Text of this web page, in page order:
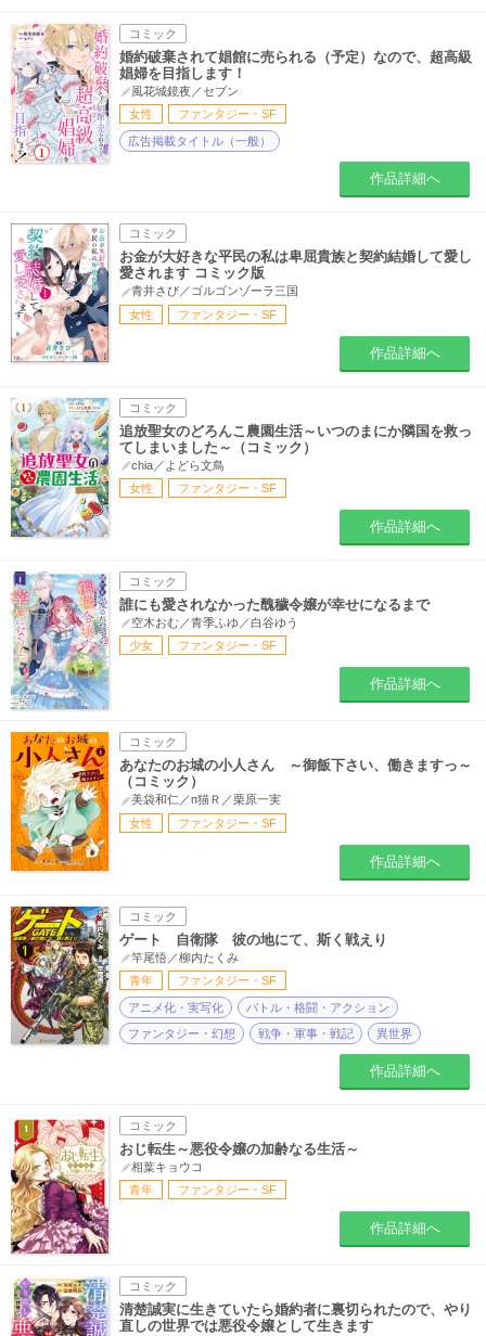
コミック
婚約破棄されて娼館に売られる（予定）なので、超高級
娼婦を目指します！
風花城鏡夜／セブン
女性
ファンタジー・SF
広告掲載タイトル（一般）
作品詳細へ
コミック
お金が大好きな平民の私は卑屈貴族と契約結婚して愛し
愛されます コミック版
青井さび／ゴルゴンゾーラ三国
女性
ファンタジー・SF
作品詳細へ
コミック
追放聖女のどろんこ農園生活～いつのまにか隣国を救っ
てしまいました～（コミック）
chia／よどら文鳥
女性
ファンタジー・SF
作品詳細へ
コミック
誰にも愛されなかった醜穢令嬢が幸せになるまで
空木おむ／青季ふゆ／白谷ゆう
少女
ファンタジー・SF
作品詳細へ
コミック
あなたのお城の小人さん ～御飯下さい、働きますっ～
（コミック）
美袋和仁／п猫Ｒ／栗原一実
女性
ファンタジー・SF
作品詳細へ
コミック
ゲート 自衛隊 彼の地にて、斯く戦えり
竿尾悟／柳内たくみ
青年
ファンタジー・SF
アニメ化・実写化
バトル・格闘・アクション
ファンタジー・幻想
戦争・軍事・戦記 異世界
作品詳細へ
コミック
おじ転生～悪役令嬢の加齢なる生活～
相葉キョウコ
青年
ファンタジー・SF
作品詳細へ
コミック
清楚誠実に生きていたら婚約者に裏切られたので、やり
直しの世界では悪役令嬢として生きます